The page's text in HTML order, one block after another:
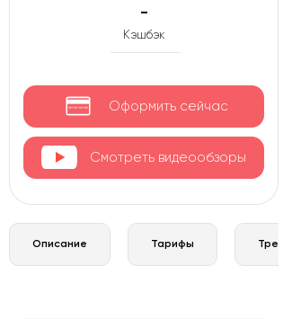
-
Кэшбэк
Оформить сейчас
Смотреть видеообзоры
Описание Тарифы